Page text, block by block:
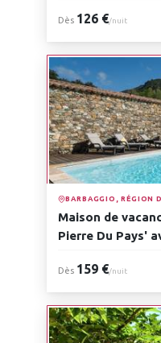
Dès 126 €/nuit
BARBAGGIO, RÉGION
Maison de
Pierre Du Pays'
Dès 159 €/nuit